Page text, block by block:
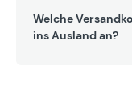
Welche
ins Ausland an?